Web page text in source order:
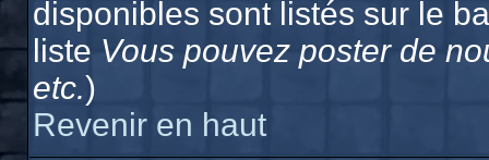
disponibles sont listés sur le
liste Vous pouvez poster de
etc.)
Revenir en haut